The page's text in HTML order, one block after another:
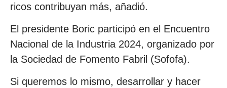
ricos contribuyan más, añadió.
El presidente Boric participó en el Encuentro
Nacional de la Industria 2024, organizado por
la Sociedad de Fomento Fabril (Sofofa).
Si queremos lo mismo, desarrollar y hacer